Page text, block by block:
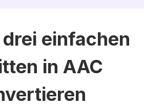
einfachen
in AAC